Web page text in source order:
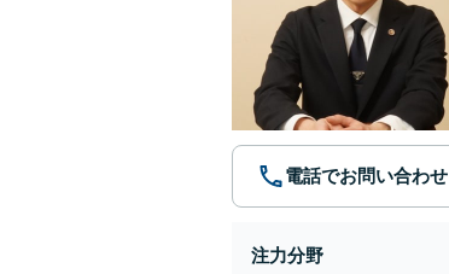
電話でお問い合わせ
注力分野